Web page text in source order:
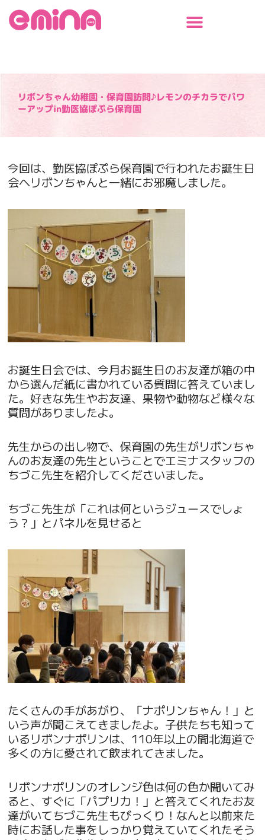
リボンちゃん幼稚園・保育園訪問♪レモンのチカラでパワ
ーアップin勤医協ぽぷら保育園
今回は、勤医協ぽぷら保育園で行われたお誕生日
会へリボンちゃんと一緒にお邪魔しました。
お誕生日会では、今月お誕生日のお友達が箱の中
から選んだ紙に書かれている質問に答えていまし
た。好きな先生やお友達、果物や動物など様々な
質問がありましたよ。
先生からの出し物で、保育園の先生がリボンちゃ
んのお友達の先生ということでエミナスタッフの
ちづこ先生を紹介してくださいました。
ちづこ先生が「これは何というジュースでしょ
う？」とパネルを見せると
たくさんの手があがり、「ナポリンちゃん！」と
いう声が聞こえてきましたよ。子供たちも知って
いるリボンナポリンは、110年以上の間北海道で
多くの方に愛されて飲まれてきました。
リボンナポリンのオレンジ色は何の色か聞いてみ
ると、すぐに「パプリカ！」と答えてくれたお友
達がいてちづこ先生もびっくり！なんと以前来た
時にお話した事をしっかり覚えていてくれたそう